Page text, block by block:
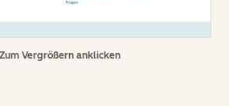
Zum Vergrößern anklicken